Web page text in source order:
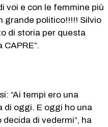
voi e con le femmine più
grande politico!!!!! Silvio
di storia per questa
“Ai tempi ero una
di oggi. E oggi ho una
di vedermi”, ha